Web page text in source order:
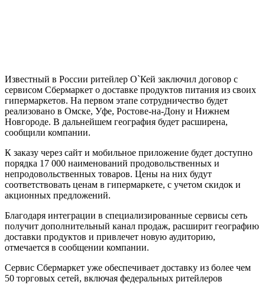
Известный в России ритейлер О`Кей заключил договор с
сервисом Сбермаркет о доставке продуктов питания из своих
гипермаркетов. На первом этапе сотрудничество будет
реализовано в Омске, Уфе, Ростове-на-Дону и Нижнем
Новгороде. В дальнейшем география будет расширена,
сообщили компании.
К заказу через сайт и мобильное приложение будет доступно
порядка 17 000 наименований продовольственных и
непродовольственных товаров. Цены на них будут
соответствовать ценам в гипермаркете, с учетом скидок и
акционных предложений.
Благодаря интеграции в специализированные сервисы сеть
получит дополнительный канал продаж, расширит географию
доставки продуктов и привлечет новую аудиторию,
отмечается в сообщении компании.
Сервис Сбермаркет уже обеспечивает доставку из более чем
50 торговых сетей, включая федеральных ритейлеров